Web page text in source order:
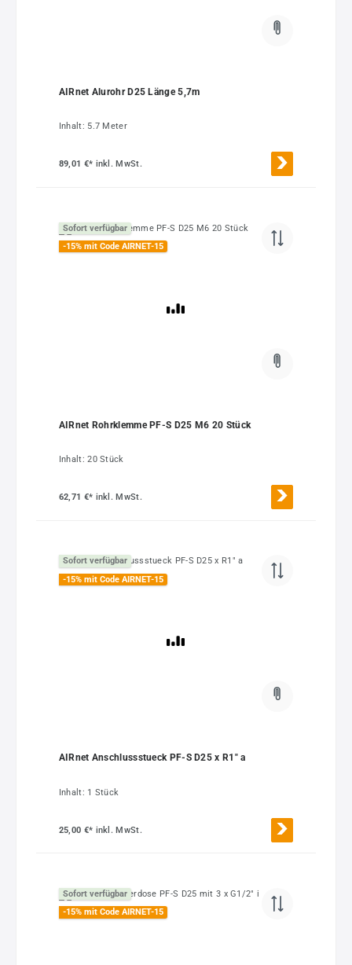
AIRnet Alurohr D25 Länge 5,7m
Inhalt: 5.7 Meter
89,01 €* inkl. MwSt.
Sofort verfügbar
-15% mit Code AIRNET-15
AIRnet Rohrklemme PF-S D25 M6 20 Stück
Inhalt:20 Stück
62,71 €* inkl. MwSt.
Sofort verfügbar
-15% mit Code AIRNET-15
AIRnet Anschlussstueck PF-S D25 x R1" a
Inhalt: 1 Stück
25,00 €* inkl. MwSt.
Sofort verfügbar
-15% mit Code AIRNET-15